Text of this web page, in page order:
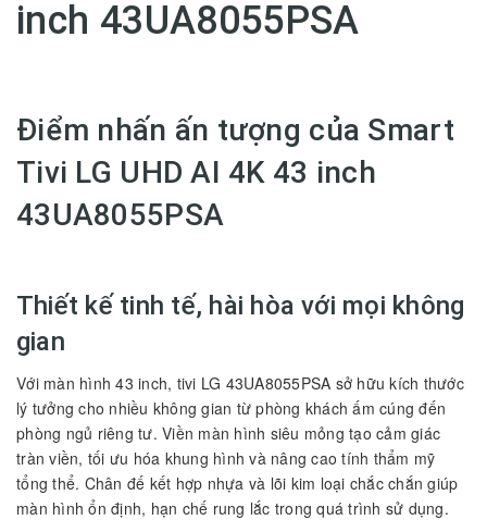
inch 43UA8055PSA
Điểm nhấn ấn tượng của Smart
Tivi LG UHD AI 4K 43 inch
43UA8055PSA
Thiết kế tinh tế, hài hòa với mọi không
gian
Với màn hình 43 inch, tivi LG 43UA8055PSA sở hữu kích thước
lý tưởng cho nhiều không gian từ phòng khách ấm cúng đến
phòng ngủ riêng tư. Viền màn hình siêu mỏng tạo cảm giác
tràn viền, tối ưu hóa khung hình và nâng cao tính thẩm mỹ
tổng thể. Chân đế kết hợp nhựa và lõi kim loại chắc chắn giúp
màn hình ổn định, hạn chế rung lắc trong quá trình sử dụng.